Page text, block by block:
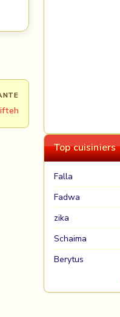
Top cuisiniers
Falla
Fadwa
zika
Schaima
Berytus